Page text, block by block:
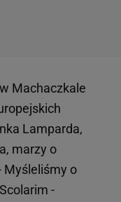
Machaczkale
Lamparda,
marzy o
Myśleliśmy o
-